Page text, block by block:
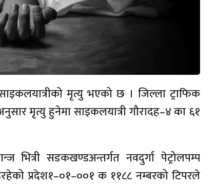
मृत्यु भएको छ । जिल्ला ट्राफिक
मृत्यु हुनेमा साइकलयात्री गौरादह–४ का ६१
भित्री सडकखण्डअन्तर्गत नवदुर्गा पेट्रोलपम्प
प्रदेश१–०१–००१ क ११८८ नम्बरको टिपरले